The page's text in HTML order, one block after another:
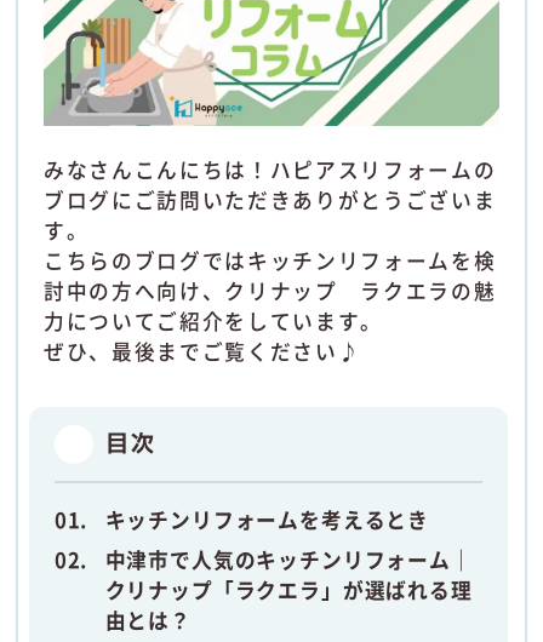
みなさんこんにちは！ハピアスリフォームの
ブログにご訪問いただきありがとうございま
す。
こちらのブログではキッチンリフォームを検
討中の方へ向け、クリナップ ラクエラの魅
力についてご紹介をしています。
ぜひ、最後までご覧ください♪
目次
キッチンリフォームを考えるとき
中津市で人気のキッチンリフォーム｜
クリナップ「ラクエラ」が選ばれる理
由とは？